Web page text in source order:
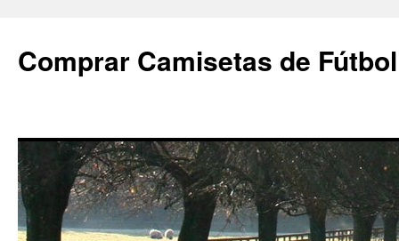
Comprar Camisetas de